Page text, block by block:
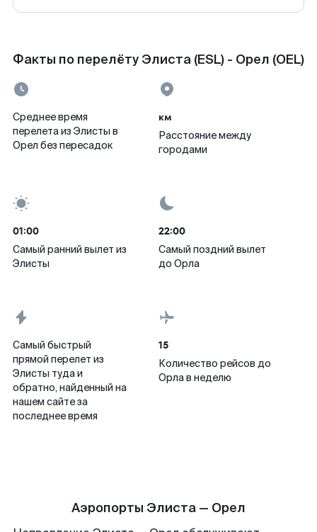
Факты по перелёту Элиста (ESL) - Орел (OEL)
Среднее время
перелета из Элисты в
Орел без пересадок
км
Расстояние между
городами
01:00
Самый ранний вылет из
Элисты
22:00
Самый поздний вылет
до Орла
Самый быстрый
прямой перелет из
Элисты туда и
обратно, найденный на
нашем сайте за
последнее время
15
Количество рейсов до
Орла в неделю
Аэропорты Элиста — Орел